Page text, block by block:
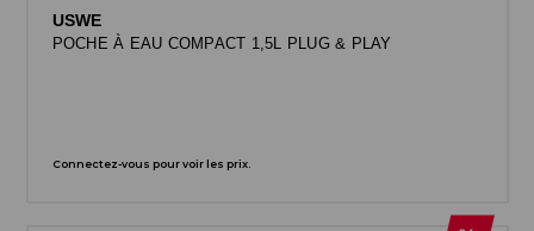
USWE
POCHE À EAU COMPACT 1,5L PLUG & PLAY
Connectez-vous pour voir les prix.